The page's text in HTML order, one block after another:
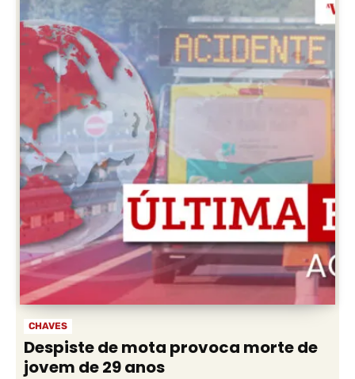
CHAVES
Despiste de mota provoca morte de
jovem de 29 anos